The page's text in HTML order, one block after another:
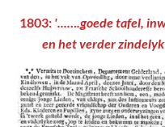
1803: '...….goede tafel,
en het verder